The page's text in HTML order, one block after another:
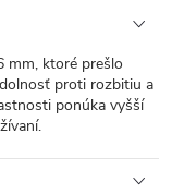
mm, ktoré prešlo
proti rozbitiu a
ponúka vyšší